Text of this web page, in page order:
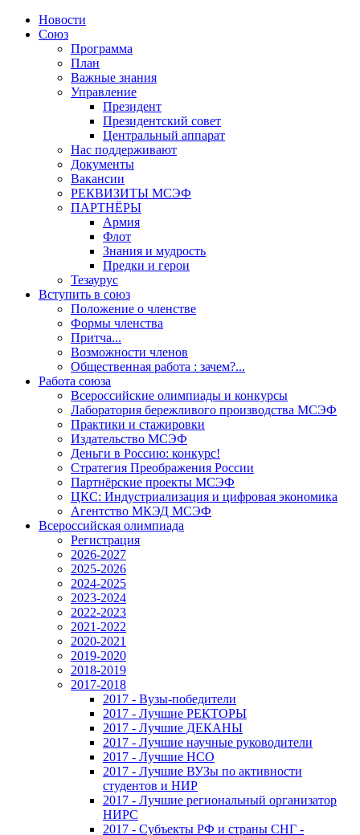
Новости
Союз
Программа
План
Важные знания
Управление
Президент
Президентский совет
Центральный аппарат
Нас поддерживают
Документы
Вакансии
РЕКВИЗИТЫ МСЭФ
ПАРТНЁРЫ
Армия
Флот
Знания и мудрость
Предки и герои
Тезаурус
Вступить в союз
Положение о членстве
Формы членства
Притча...
Возможности членов
Общественная работа : зачем?...
Работа союза
Всероссийские олимпиады и конкурсы
Лаборатория бережливого производства МСЭФ
Практики и стажировки
Издательство МСЭФ
Деньги в Россию: конкурс!
Стратегия Преображения России
Партнёрские проекты МСЭФ
ЦКС: Индустриализация и цифровая экономика
Агентство МКЭД МСЭФ
Всероссийская олимпиада
Регистрация
2026-2027
2025-2026
2024-2025
2023-2024
2022-2023
2021-2022
2020-2021
2019-2020
2018-2019
2017-2018
2017 - Вузы-победители
2017 - Лучшие РЕКТОРЫ
2017 - Лучшие ДЕКАНЫ
2017 - Лучшие научные руководители
2017 - Лучшие НСО
2017 - Лучшие ВУЗы по активности
студентов и НИР
2017 - Лучшие региональный организатор
НИРС
2017 - Субъекты РФ и страны СНГ -